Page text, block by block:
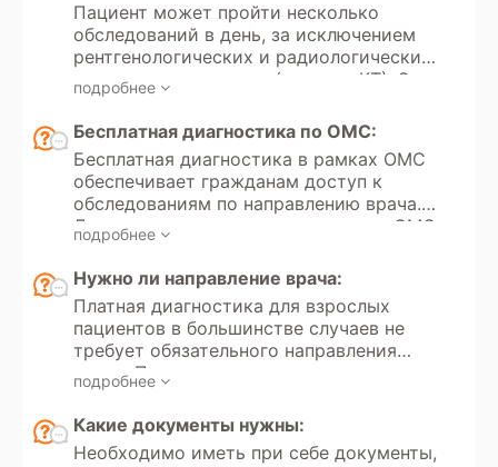
Пациент может пройти несколько
обследований в день, за исключением
рентгенологических и радиологических
методов диагностики (рентген, КТ). Эти
исследования используют
ионизирующее излучение, и существует
ограничение по дозе разрешенного
облучения в диагностических целях.
Максимальная разрешенная доза
облучения для пациента в год
составляет 1 мЗв (миллизиверт).
обследований зависят от клинической
необходимости и состояния пациента.
Для исследований с контрастом также
существуют ограничения. Контрастные
вещества могут вызывать
аллергические реакции или увеличивать
нагрузку на почки, особенно у людей с
хроническими заболеваниями. Решение
о проведении таких обследований
подробнее
Бесплатная диагностика по ОМС:
Бесплатная диагностика в рамках ОМС
обеспечивает гражданам доступ к
обследованиям по направлению врача.
Для организации лечения в рамках ОМС
Вам необходимо предоставить
следующие документы: паспорт,
актуальный номер полиса (ЕНП),СНИЛС
(при наличии), направление от лечащего
врача (с обязательным указанием
лечебного учреждения и фамилии
врача). Запись осуществляется через
Госуслуги.
подробнее
Нужно ли направление врача:
Платная диагностика для взрослых
пациентов в большинстве случаев не
требует обязательного направления
врача. Пациент самостоятельно может
инициировать обследование. Для
проведения платной диагностики
ребенку направление требуется только в
тех случаях, когда используются
подробнее
Какие документы нужны:
Необходимо иметь при себе документы,